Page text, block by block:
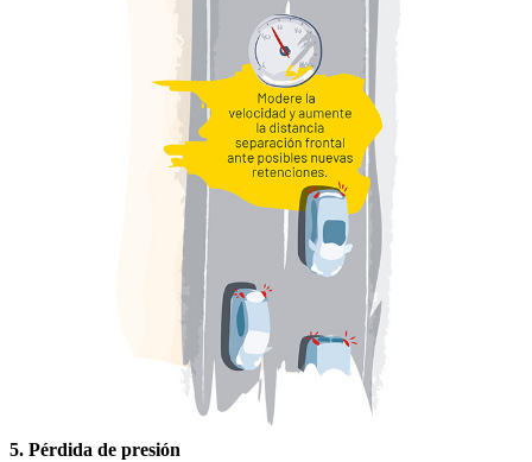
5. Pérdida de presión